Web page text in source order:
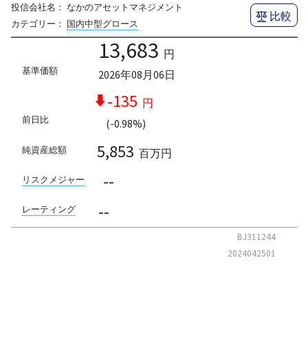
投信会社名： なかのアセットマネジメント
カテゴリー： 国内中型グロース
比較
基準価額
13,683 円
2026年08月06日
前日比
-135 円
(-0.98%)
純資産総額 5,853 百万円
リスクメジャー --
レーティング --
BJ311244
2024042501